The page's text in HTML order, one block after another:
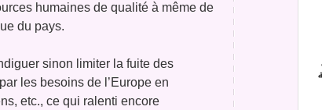
humaines de qualité à même de
du pays.
sinon limiter la fuite des
les besoins de l’Europe en
etc., ce qui ralenti encore